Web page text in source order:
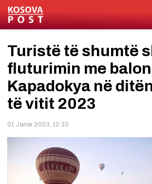
Turistë të shumtë
fluturimin me
Kapadokya në
të vitit 2023
01 Janar 2023, 12:33